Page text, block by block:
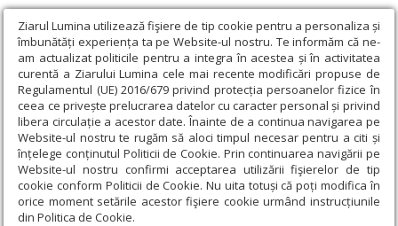
Ziarul Lumina utilizează fişiere de tip cookie pentru a personaliza și
îmbunătăți experiența ta pe Website-ul nostru. Te informăm că ne-
am actualizat politicile pentru a integra în acestea și în activitatea
curentă a Ziarului Lumina cele mai recente modificări propuse de
Regulamentul (UE) 2016/679 privind protecția persoanelor fizice în
ceea ce privește prelucrarea datelor cu caracter personal și privind
libera circulație a acestor date. Înainte de a continua navigarea pe
Website-ul nostru te rugăm să aloci timpul necesar pentru a citi și
înțelege conținutul Politicii de Cookie. Prin continuarea navigării pe
Website-ul nostru confirmi acceptarea utilizării fişierelor de tip
cookie conform Politicii de Cookie. Nu uita totuși că poți modifica în
orice moment setările acestor fişiere cookie urmând instrucțiunile
din Politica de Cookie.
Ziarul Lumina › Actualitate › Vârstele Ziarului Lumina
Vârstele Ziarului Lumina